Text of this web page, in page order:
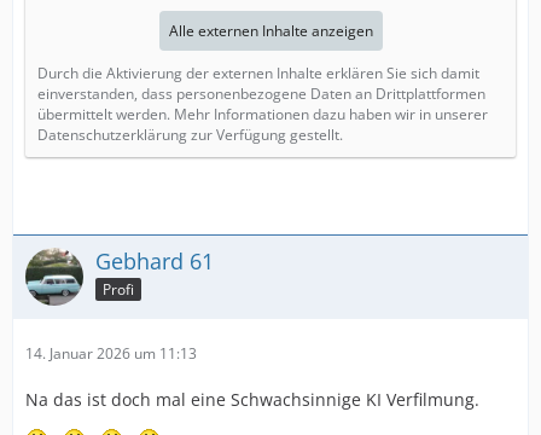
Alle externen Inhalte anzeigen
Durch die Aktivierung der externen Inhalte erklären Sie sich damit
einverstanden, dass personenbezogene Daten an Drittplattformen
übermittelt werden. Mehr Informationen dazu haben wir in unserer
Datenschutzerklärung zur Verfügung gestellt.
Gebhard 61
Profi
14. Januar 2026 um 11:13
Na das ist doch mal eine Schwachsinnige KI Verfilmung.